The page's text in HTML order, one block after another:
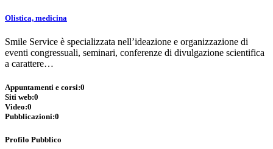
Olistica, medicina
Smile Service è specializzata nell’ideazione e organizzazione di
eventi congressuali, seminari, conferenze di divulgazione scientifica
a carattere…
Appuntamenti e corsi:0
Siti web:0
Video:0
Pubblicazioni:0
Profilo Pubblico